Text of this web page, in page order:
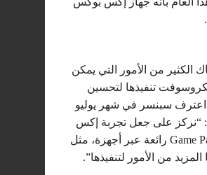
الكثير من الأمور التي يمكن
تنفيذها لتحسين
اعترف سبنسر في شهر يوليو
“نركز على جعل تجربة إكس
بوكس وGame Pass رائعة عبر أجهزة، مثل